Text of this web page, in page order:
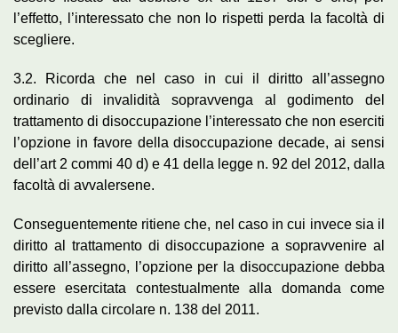
l’effetto, l’interessato che non lo rispetti perda la facoltà di
scegliere.
3.2. Ricorda che nel caso in cui il diritto all’assegno
ordinario di invalidità sopravvenga al godimento del
trattamento di disoccupazione l’interessato che non eserciti
l’opzione in favore della disoccupazione decade, ai sensi
dell’art 2 commi 40 d) e 41 della legge n. 92 del 2012, dalla
facoltà di avvalersene.
Conseguentemente ritiene che, nel caso in cui invece sia il
diritto al trattamento di disoccupazione a sopravvenire al
diritto all’assegno, l’opzione per la disoccupazione debba
essere esercitata contestualmente alla domanda come
previsto dalla circolare n. 138 del 2011.